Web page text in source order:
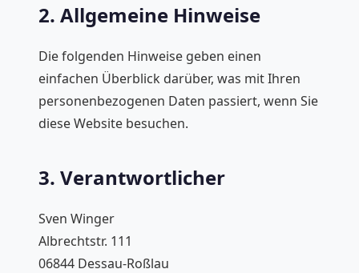
2. Allgemeine Hinweise
Die folgenden Hinweise geben einen
einfachen Überblick darüber, was mit Ihren
personenbezogenen Daten passiert, wenn Sie
diese Website besuchen.
3. Verantwortlicher
Sven Winger
Albrechtstr. 111
06844 Dessau-Roßlau